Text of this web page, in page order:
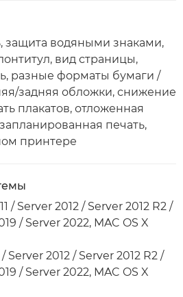
защита водяными знаками,
вид страницы,
разные форматы бумаги /
задняя обложки, снижение
плакатов, отложенная
печать,
принтере
/ Server 2012 / Server 2012 R2 /
/ Server 2022, MAC OS X
Server 2012 / Server 2012 R2 /
/ Server 2022, MAC OS X